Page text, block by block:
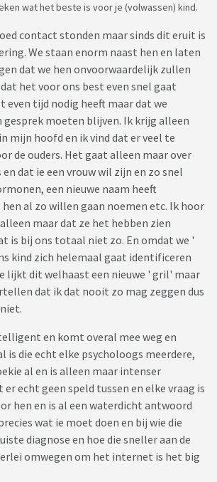
wat het beste is voor je (volwassen) kind.
contact stonden maar sinds dit eruit is
We staan enorm naast hen en laten
dat we hen onvoorwaardelijk zullen
het voor ons best even snel gaat
even tijd nodig heeft maar dat we
gesprek moeten blijven. Ik krijg alleen
mijn hoofd en ik vind dat er veel te
de ouders. Het gaat alleen maar over
en dat ie een vrouw wil zijn en zo snel
een nieuwe naam heeft
hen al zo willen gaan noemen etc. Ik hoor
maar dat ze het hebben zien
is bij ons totaal niet zo. En omdat we '
kind zich helemaal gaat identificeren
lijkt dit welhaast een nieuwe ' gril' maar
dat ik dat nooit zo mag zeggen dus
en komt overal mee weg en
is die echt elke psycholoogs meerdere,
al en is alleen maar intenser
echt geen speld tussen en elke vraag is
hen en is al een waterdicht antwoord
wat ie moet doen en bij wie die
diagnose en hoe die sneller aan de
omwegen om het internet is het big